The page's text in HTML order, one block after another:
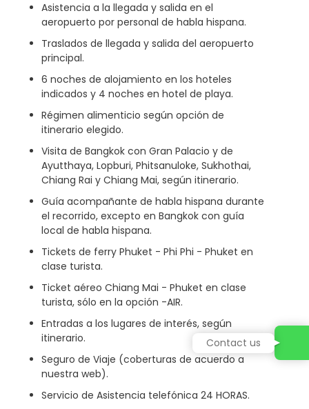
Asistencia a la llegada y salida en el
aeropuerto por personal de habla hispana.
Traslados de llegada y salida del aeropuerto
principal.
6 noches de alojamiento en los hoteles
indicados y 4 noches en hotel de playa.
Régimen alimenticio según opción de
itinerario elegido.
Visita de Bangkok con Gran Palacio y de
Ayutthaya, Lopburi, Phitsanuloke, Sukhothai,
Chiang Rai y Chiang Mai, según itinerario.
Guía acompañante de habla hispana durante
el recorrido, excepto en Bangkok con guía
local de habla hispana.
Tickets de ferry Phuket - Phi Phi - Phuket en
clase turista.
Ticket aéreo Chiang Mai - Phuket en clase
turista, sólo en la opción -AIR.
Entradas a los lugares de interés, según
itinerario.
Seguro de Viaje (coberturas de acuerdo a
nuestra web).
Servicio de Asistencia telefónica 24 HORAS.
Contact us